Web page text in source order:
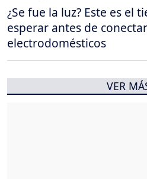
¿Se fue la luz? Este es el
esperar antes de
electrodomésticos
VER